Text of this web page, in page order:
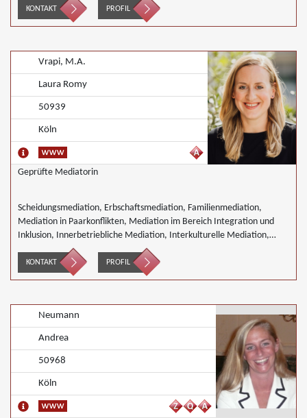
KONTAKT PROFIL
Vrapi, M.A.
Laura Romy
50939
Köln
Geprüfte Mediatorin
Scheidungsmediation, Erbschaftsmediation, Familienmediation,
Mediation in Paarkonflikten, Mediation im Bereich Integration und
Inklusion, Innerbetriebliche Mediation, Interkulturelle Mediation,
Mediation in IT- Software- Outsourcing-Konflikten, Mediation von
Generationskonflikten, Mediation bei Team- und Gruppenkonflikten,
Mediation von Unternehmensnachfolgen, Nachbarschaftsmediation
KONTAKT PROFIL
Neumann
Andrea
50968
Köln